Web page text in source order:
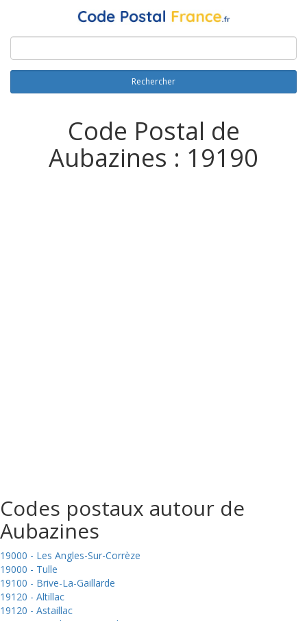
Rechercher
Code Postal de
Aubazines : 19190
Codes postaux autour de
Aubazines
19000 - Les Angles-Sur-Corrèze
19000 - Tulle
19100 - Brive-La-Gaillarde
19120 - Altillac
19120 - Astaillac